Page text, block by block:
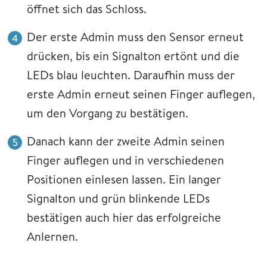
öffnet sich das Schloss.
Der erste Admin muss den Sensor erneut
drücken, bis ein Signalton ertönt und die
LEDs blau leuchten. Daraufhin muss der
erste Admin erneut seinen Finger auflegen,
um den Vorgang zu bestätigen.
Danach kann der zweite Admin seinen
Finger auflegen und in verschiedenen
Positionen einlesen lassen. Ein langer
Signalton und grün blinkende LEDs
bestätigen auch hier das erfolgreiche
Anlernen.